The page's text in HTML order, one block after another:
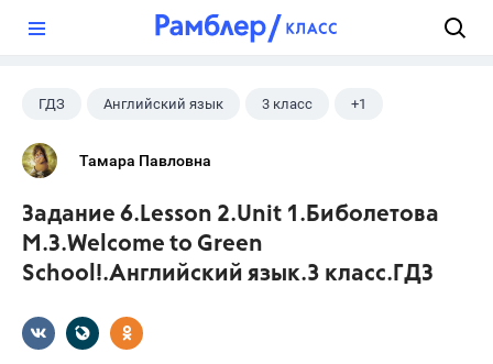
ГДЗ Английский язык 3 класс +1
Биболетова М. З.
Тамара Павловна
Задание 6.Lesson 2.Unit 1.Биболетова
М.З.Welcome to Green
School!.Английский язык.3 класс.ГДЗ